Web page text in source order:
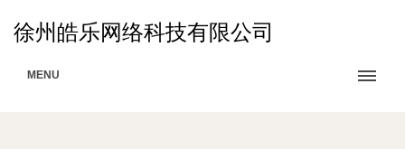
徐州皓乐网络科技有限公司
MENU